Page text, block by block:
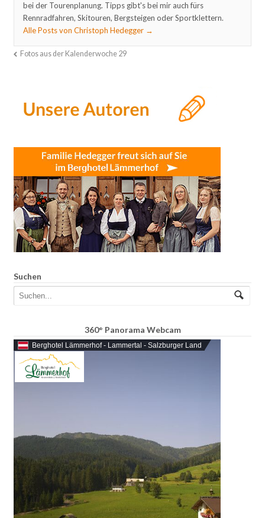
bei der Tourenplanung. Tipps gibt's bei mir auch fürs
Rennradfahren, Skitouren, Bergsteigen oder Sportklettern.
Alle Posts von Christoph Hedegger →
Fotos aus der Kalenderwoche 29
Suchen
360° Panorama Webcam
Berghotel Lämmerhof - Lammertal - Salzburger Land